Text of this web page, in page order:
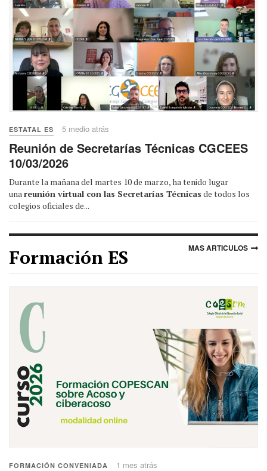
ESTATAL ES 5 medio atrás
Reunión de Secretarías Técnicas CGCEES
10/03/2026
Durante la mañana del martes 10 de marzo, ha tenido lugar
unareunión virtual con las Secretarías Técnicas de todos los
colegios oficiales de...
Formación ES MAS ARTICULOS
FORMACIÓN CONVENIADA 1 mes atrás